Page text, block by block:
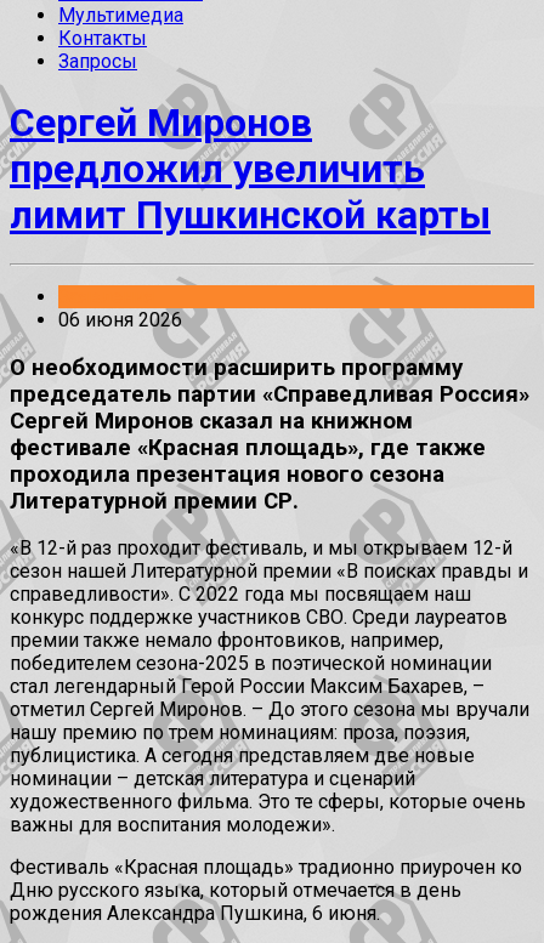
Мультимедиа
Контакты
Запросы
Сергей Миронов
предложил увеличить
лимит Пушкинской карты
06 июня 2026
О необходимости расширить программу
председатель партии «Справедливая Россия»
Сергей Миронов сказал на книжном
фестивале «Красная площадь», где также
проходила презентация нового сезона
Литературной премии СР.
«В 12-й раз проходит фестиваль, и мы открываем 12-й
сезон нашей Литературной премии «В поисках правды и
справедливости». С 2022 года мы посвящаем наш
конкурс поддержке участников СВО. Среди лауреатов
премии также немало фронтовиков, например,
победителем сезона-2025 в поэтической номинации
стал легендарный Герой России Максим Бахарев, –
отметил Сергей Миронов. – До этого сезона мы вручали
нашу премию по трем номинациям: проза, поэзия,
публицистика. А сегодня представляем две новые
номинации – детская литература и сценарий
художественного фильма. Это те сферы, которые очень
важны для воспитания молодежи».
Фестиваль «Красная площадь» традионно приурочен ко
Дню русского языка, который отмечается в день
рождения Александра Пушкина, 6 июня.